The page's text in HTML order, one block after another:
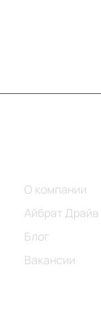
О компании
Айбрат Драйв
Блог
Вакансии